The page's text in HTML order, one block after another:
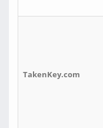
TakenKey.com